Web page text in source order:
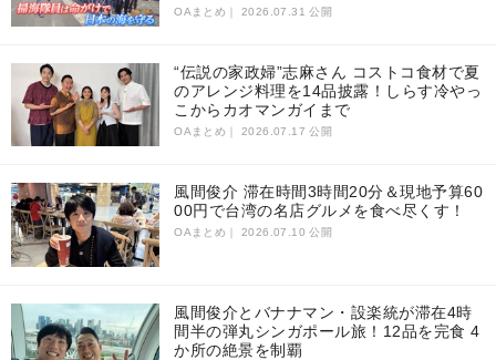
OAまとめ｜ 2026.07.31 公開
“伝説の家政婦”志麻さん コストコ食材で夏
のアレンジ料理を14品披露！しらす冷やっ
こからカオマンガイまで
OAまとめ｜ 2026.07.17 公開
風間俊介 滞在時間3時間20分＆現地予算60
00円で台湾の名店グルメを食べ尽くす！
OAまとめ｜ 2026.07.10 公開
風間俊介とバナナマン・設楽統が滞在4時
間半の弾丸シンガポール旅！12品を完食 4
か所の絶景を制覇